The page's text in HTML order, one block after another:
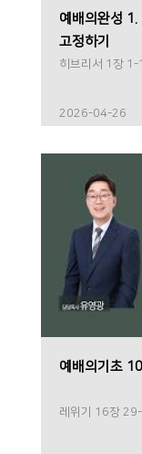
예배의완성 1.
고정하기
히브리서 1장 1-
2026-04-26
예배의기초
레위기 16장